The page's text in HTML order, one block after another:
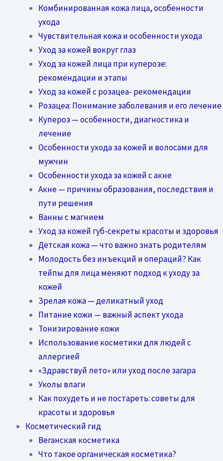
Комбинированная кожа лица, особенности
ухода
Чувствительная кожа и особенности ухода
Уход за кожей вокруг глаз
Уход за кожей лица при куперозе:
рекомендации и этапы
Уход за кожей с розацеа- рекомендации
Розацеа: Понимание заболевания и его лечение
Купероз — особенности, диагностика и
лечение
Особенности ухода за кожей и волосами для
мужчин
Особенности ухода за кожей с акне
Акне — причины образования, последствия и
пути решения
Ванны с магнием
Уход за кожей губ-секреты красоты и здоровья
Детская кожа — что важно знать родителям
Молодость без инъекций и операций? Как
тейпы для лица меняют подход к уходу за
кожей
Зрелая кожа — деликатный уход
Питание кожи — важный аспект ухода
Тонизирование кожи
Использование косметики для людей с
аллергией
«Здравствуй лето» или уход после загара
Уколы влаги
Как похудеть и не постареть: советы для
красоты и здоровья
Косметический гид
Веганская косметика
Что такое органическая косметика?